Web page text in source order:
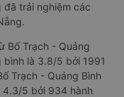
trải nghiệm các
Bố Trạch - Quảng
là 3.8/5 bởi 1991
Trạch - Quảng Bình
5 bởi 934 hành